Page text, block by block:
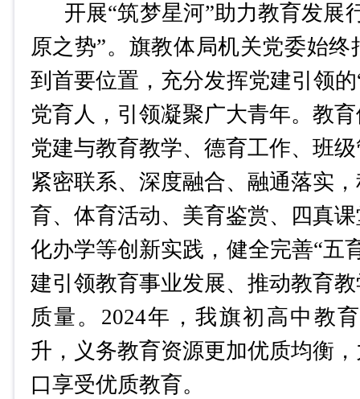
开展“筑梦星河”助力教育发展
原之势”。 旗教体局机关党委始
到首要位置，充分发挥党建引领的
党育人，引领凝聚广大青年。教
党建与教育教学、德育工作、班
紧密联系、深度融合、融通落实
育、体育活动、美育鉴赏、四真
化办学等创新实践，健全完善“五
建引领教育事业发展、推动教育
质量。2024年，我旗初高中教
升，义务教育资源更加优质均衡
口享受优质教育。